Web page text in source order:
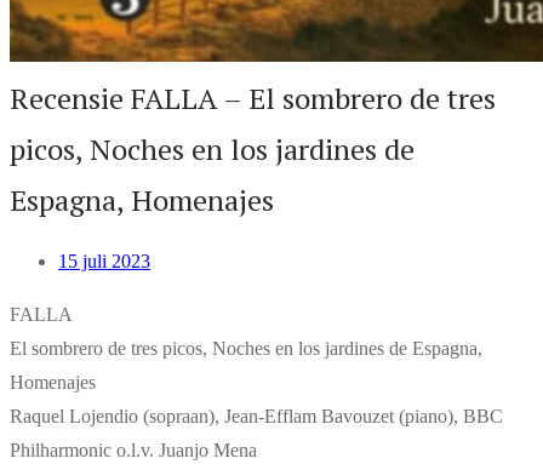
Recensie FALLA – El sombrero de tres
picos, Noches en los jardines de
Espagna, Homenajes
15 juli 2023
FALLA
El sombrero de tres picos, Noches en los jardines de Espagna,
Homenajes
Raquel Lojendio (sopraan), Jean-Efflam Bavouzet (piano), BBC
Philharmonic o.l.v. Juanjo Mena